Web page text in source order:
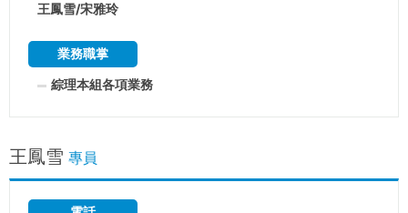
王鳳雪/宋雅玲
業務職掌
綜理本組各項業務
王鳳雪 專員